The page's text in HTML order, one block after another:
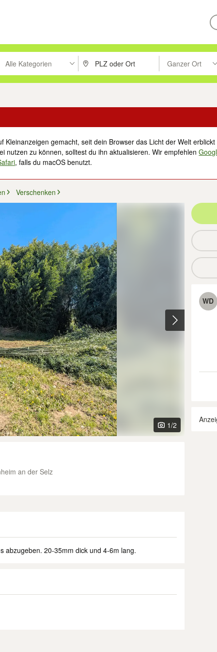
um zu suchen, oder Vorschläge mit den Pfeiltasten nach oben/
Alle Kategorien PLZ oder Ort eingeben. Eingabetaste
Ganzer Ort
Suche im
Kleinanzeigen gemacht, seit dein Browser das Licht der Welt
nutzen zu können, solltest du ihn aktualisieren. Wir empfehlen
, falls du macOS benutzt.
Verschenken
1/2
an der Selz
abzugeben. 20-35mm dick und 4-6m lang.
WD